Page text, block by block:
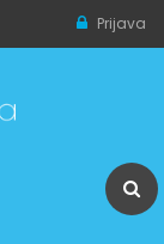
Prijava